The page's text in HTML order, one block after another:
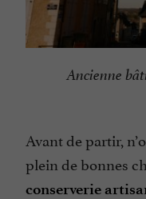
Ancienne
Avant de partir,
plein de bonnes
conserverie